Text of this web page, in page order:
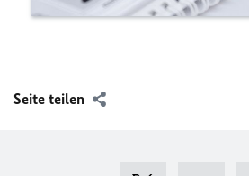
Seite teilen